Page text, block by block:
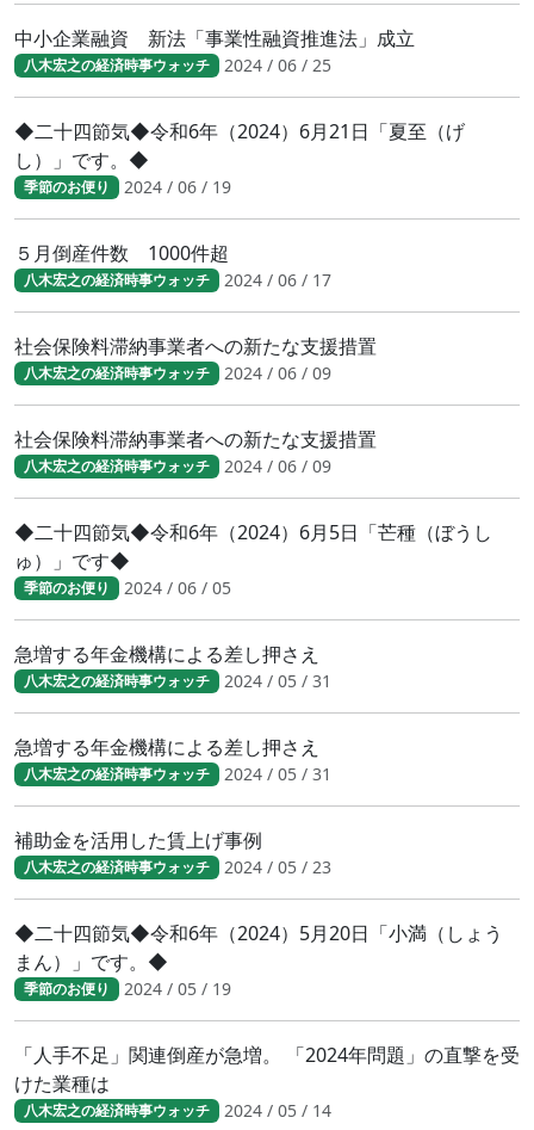
中小企業融資 新法「事業性融資推進法」成立
八木宏之の経済時事ウォッチ 2024 / 06 / 25
◆二十四節気◆令和6年（2024）6月21日「夏至（げ
し）」です。◆
季節のお便り 2024 / 06 / 19
５月倒産件数 1000件超
八木宏之の経済時事ウォッチ 2024 / 06 / 17
社会保険料滞納事業者への新たな支援措置
八木宏之の経済時事ウォッチ 2024 / 06 / 09
社会保険料滞納事業者への新たな支援措置
八木宏之の経済時事ウォッチ 2024 / 06 / 09
◆二十四節気◆令和6年（2024）6月5日「芒種（ぼうし
ゅ）」です◆
季節のお便り 2024 / 06 / 05
急増する年金機構による差し押さえ
八木宏之の経済時事ウォッチ 2024 / 05 / 31
急増する年金機構による差し押さえ
八木宏之の経済時事ウォッチ 2024 / 05 / 31
補助金を活用した賃上げ事例
八木宏之の経済時事ウォッチ 2024 / 05 / 23
◆二十四節気◆令和6年（2024）5月20日「小満（しょう
まん）」です。◆
季節のお便り 2024 / 05 / 19
「人手不足」関連倒産が急増。 「2024年問題」の直撃を受
けた業種は
八木宏之の経済時事ウォッチ 2024 / 05 / 14